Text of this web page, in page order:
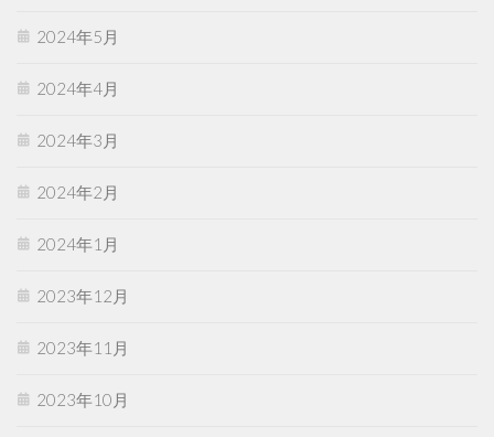
2024年5月
2024年4月
2024年3月
2024年2月
2024年1月
2023年12月
2023年11月
2023年10月